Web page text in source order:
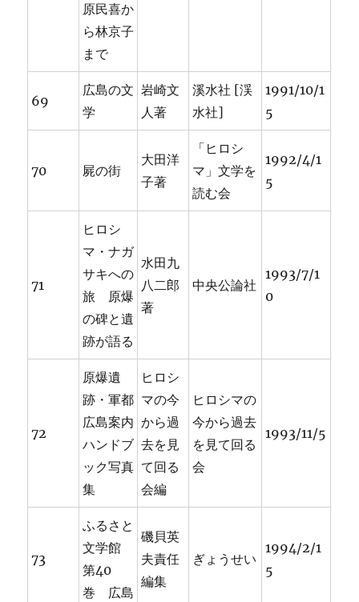
原民喜か
ら林京子
まで
69
広島の文
学
岩崎文
人著
溪水社 [渓
水社]
1991/10/1
5
70 屍の街
大田洋
子著
「ヒロシ
マ」文学を
読む会
1992/4/1
5
71
ヒロシ
マ・ナガ
サキへの
旅 原爆
の碑と遺
跡が語る
水田九
八二郎
著
中央公論社
1993/7/1
0
72
原爆遺
跡・軍都
広島案内
ハンドブ
ック写真
集
ヒロシ
マの今
から過
去を見
て回る
会編
ヒロシマの
今から過去
を見て回る
会
1993/11/5
73
ふるさと
文学館
第40
巻 広島
磯貝英
夫責任
編集
ぎょうせい
1994/2/1
5